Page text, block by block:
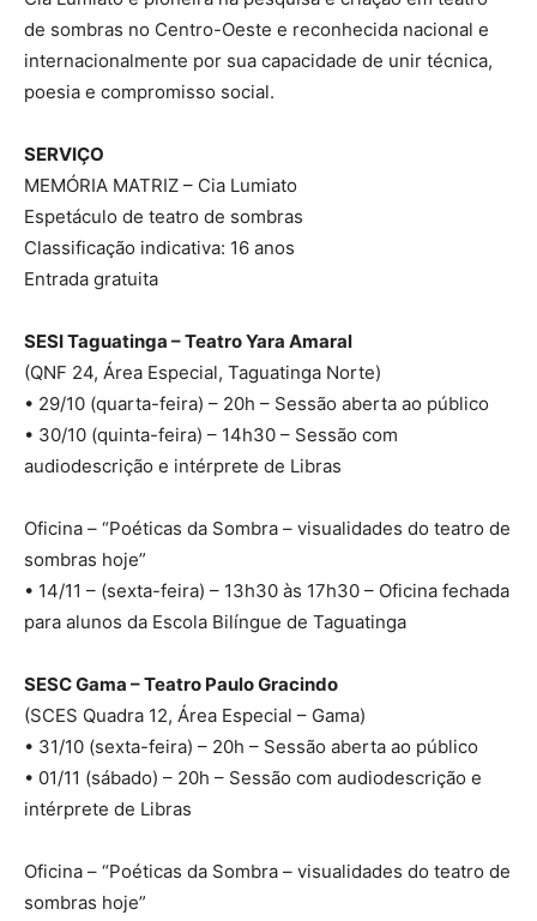
de sombras no Centro-Oeste e reconhecida nacional e
internacionalmente por sua capacidade de unir técnica,
poesia e compromisso social.
SERVIÇO
MEMÓRIA MATRIZ – Cia Lumiato
Espetáculo de teatro de sombras
Classificação indicativa: 16 anos
Entrada gratuita
SESI Taguatinga – Teatro Yara Amaral
(QNF 24, Área Especial, Taguatinga Norte)
• 29/10 (quarta-feira) – 20h – Sessão aberta ao público
• 30/10 (quinta-feira) – 14h30 – Sessão com
audiodescrição e intérprete de Libras
Oficina – “Poéticas da Sombra – visualidades do teatro de
sombras hoje”
• 14/11 – (sexta-feira) – 13h30 às 17h30 – Oficina fechada
para alunos da Escola Bilíngue de Taguatinga
SESC Gama – Teatro Paulo Gracindo
(SCES Quadra 12, Área Especial – Gama)
• 31/10 (sexta-feira) – 20h – Sessão aberta ao público
• 01/11 (sábado) – 20h – Sessão com audiodescrição e
intérprete de Libras
Oficina – “Poéticas da Sombra – visualidades do teatro de
sombras hoje”